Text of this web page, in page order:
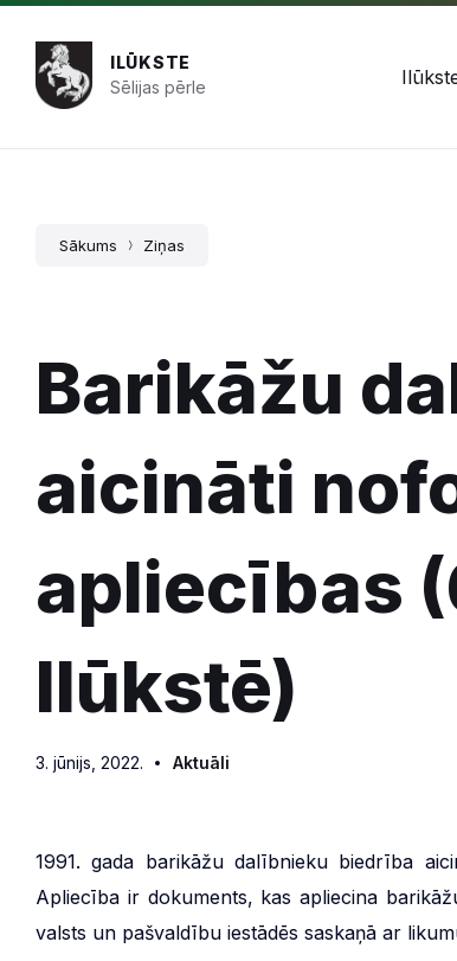
Pāriet
saturu
Skip
navigation
Skip
footer
ILŪKSTE
Sēlijas pērle
Sākums Ziņas
Barikāžu
aicināti
apliecības
Ilūkstē)
3. jūnijs, 2022. Aktuāli
1991. gada barikāžu dalībnieku biedrība
Apliecība ir dokuments, kas apliecina
valsts un pašvaldību iestādēs saskaņā ar